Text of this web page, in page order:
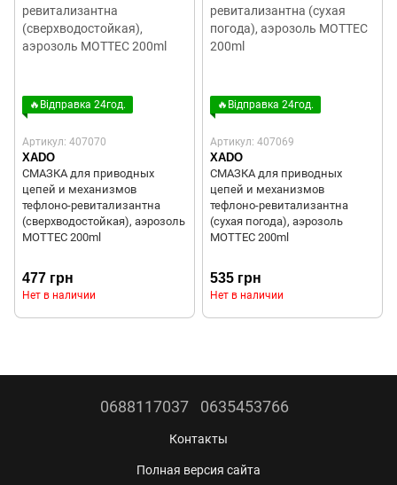
🔥Відправка 24год.
Артикул: 407070
XADO
СМАЗКА для приводных
цепей и механизмов
тефлоно-ревитализантна
(сверхводостойкая), аэрозоль
MOTTEC 200ml
477 грн
Нет в наличии
🔥Відправка 24год.
Артикул: 407069
XADO
СМАЗКА для приводных
цепей и механизмов
тефлоно-ревитализантна
(сухая погода), аэрозоль
MOTTEC 200ml
535 грн
Нет в наличии
0688117037 0635453766
Контакты
Полная версия сайта